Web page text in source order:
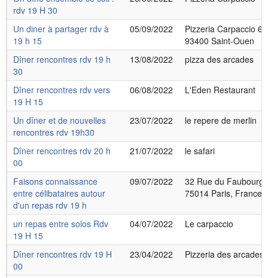
rdv 19 H 30
Un diner à partager rdv à
19 h 15
05/09/2022
Pizzeria Carpaccio
93400 Saint-Ouen
Dîner rencontres rdv 19 h
30
13/08/2022 pizza des arcades
Dîner rencontres rdv vers
19 H 15
06/08/2022 L'Eden Restaurant
Un dîner et de nouvelles
rencontres rdv 19h30
23/07/2022 le repere de merlin
Dîner rencontres rdv 20 h
00
21/07/2022 le safari
Faisons connaissance
entre célibataires autour
d'un repas rdv 19 h
09/07/2022
32 Rue du Faubourg
75014 Paris, France
un repas entre solos Rdv
19 H 15
04/07/2022 Le carpaccio
Dîner rencontres rdv 19 H
00
23/04/2022 Pizzeria des arcades